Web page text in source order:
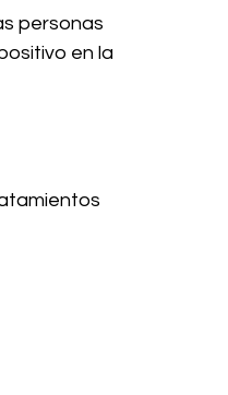
personas
en la